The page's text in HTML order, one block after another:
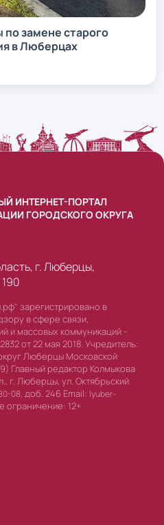
замене старого
в Люберцах
ИНТЕРНЕТ-ПОРТАЛ
ГОРОДСКОГО ОКРУГА
г. Люберцы,
зарегистрировано в
в сфере связи,
и массовых коммуникаций -
от 22 мая 2018. Учредитель:
Люберцы Московской
Главный редактор Колмыкова
г. Люберцы, ул. Октябрьский
08, доб. 246 Email: lyuber-
ограничение: 12+